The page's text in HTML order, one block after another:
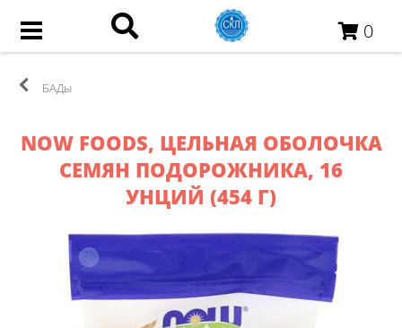
0
БАДы
NOW FOODS, ЦЕЛЬНАЯ ОБОЛОЧКА
СЕМЯН ПОДОРОЖНИКА, 16
УНЦИЙ (454 Г)